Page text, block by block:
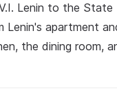
Lenin to the State
Lenin's apartment
the dining room,